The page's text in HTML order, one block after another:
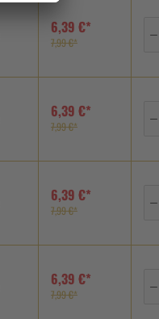
6,39 €*
7,99 €*
6,39 €*
7,99 €*
6,39 €*
7,99 €*
6,39 €*
7,99 €*